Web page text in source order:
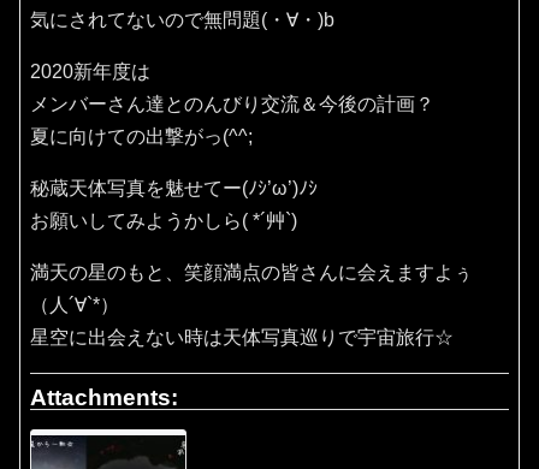
気にされてないので無問題(・∀・)b
2020新年度は
メンバーさん達とのんびり交流＆今後の計画？
夏に向けての出撃がっ(^^;
秘蔵天体写真を魅せてー(ﾉｼ’ω’)ﾉｼ
お願いしてみようかしら( *´艸`)
満天の星のもと、笑顔満点の皆さんに会えますよぅ
（人´∀`*）
星空に出会えない時は天体写真巡りで宇宙旅行☆
Attachments: